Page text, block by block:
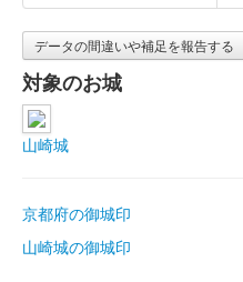
データの間違いや補足を報告する
対象のお城
山崎城
京都府の御城印
山崎城の御城印